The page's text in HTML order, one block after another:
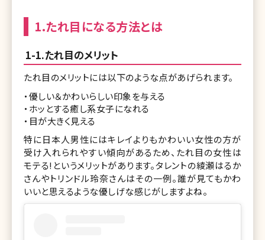
1.たれ目になる方法とは
1-1.たれ目のメリット
たれ目のメリットには以下のような点があげられます。
・優しい＆かわいらしい印象を与える
・ホッとする癒し系女子になれる
・目が大きく見える
特に日本人男性にはキレイよりもかわいい女性の方が
受け入れられやすい傾向があるため、たれ目の女性は
モテる!というメリットがあります。タレントの綾瀬はるか
さんやトリンドル玲奈さんはその一例。誰が見てもかわ
いいと思えるような優しげな感じがしますよね。